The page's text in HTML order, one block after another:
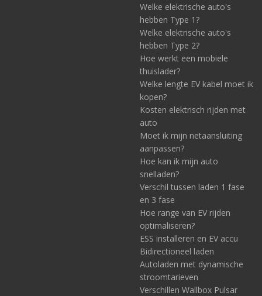
Welke elektrische auto's
hebben Type 1?
Welke elektrische auto's
hebben Type 2?
Hoe werkt een mobiele
thuislader?
Welke lengte EV kabel moet ik
kopen?
Kosten elektrisch rijden met
auto
Moet ik mijn netaansluiting
aanpassen?
Hoe kan ik mijn auto
snelladen?
Verschil tussen laden 1 fase
en 3 fase
Hoe range van EV rijden
optimaliseren?
ESS installeren en EV accu
Bidirectioneel laden
Autoladen met dynamische
stroomtarieven
Verschillen Wallbox Pulsar